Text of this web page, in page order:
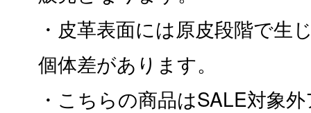
・皮革表面には原皮段階で生
個体差があります。
・こちらの商品はSALE対象